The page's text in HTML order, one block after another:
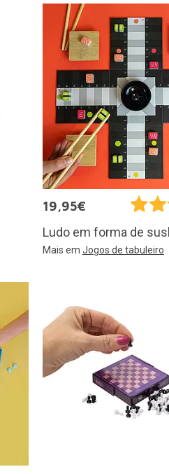
19,95€
Ludo em forma de
Mais em Jogos de tabuleiro